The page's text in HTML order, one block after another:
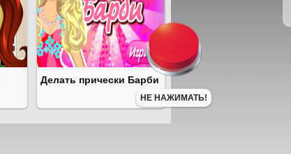
Делать прически Барби
НЕ НАЖИМАТЬ!